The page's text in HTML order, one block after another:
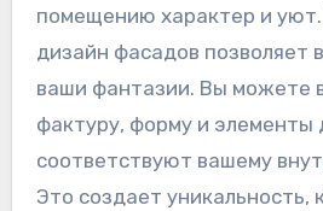
помещению характер и
дизайн фасадов позволяет
ваши фантазии. Вы можете
фактуру, форму и элементы
соответствуют вашему
Это создает уникальность,